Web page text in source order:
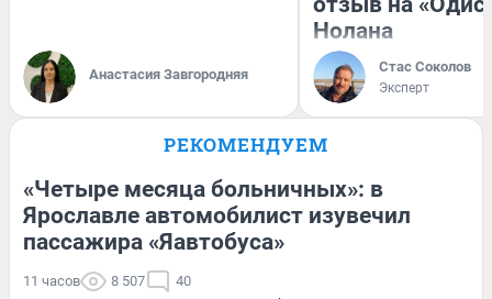
Анастасия Завгородняя
Нолана
Стас Соколов
Эксперт
РЕКОМЕНДУЕМ
«Четыре месяца больничных»: в
Ярославле автомобилист изувечил
пассажира «Яавтобуса»
11 часов 8 507 40